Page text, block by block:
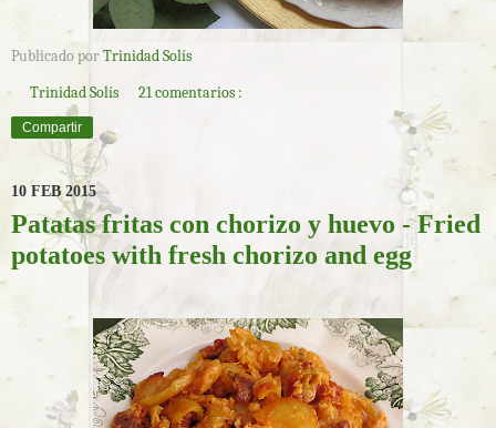
Publicado porTrinidad Solís
Trinidad Solís
21 comentarios :
Compartir
10 FEB 2015
Patatas fritas con chorizo y huevo - Fried
potatoes with fresh chorizo and egg